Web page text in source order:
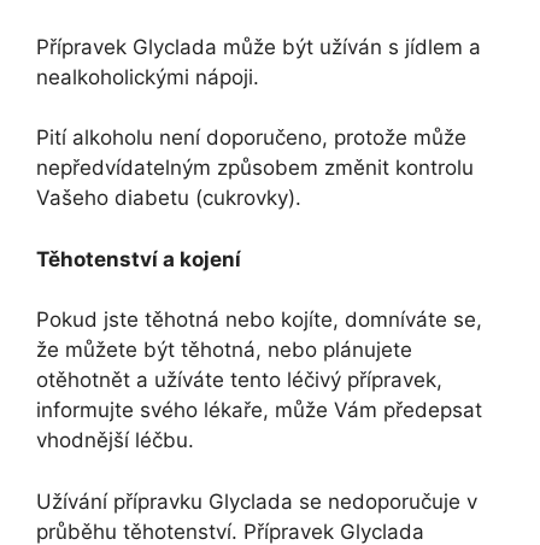
Přípravek Glyclada může být užíván s jídlem a
nealkoholickými nápoji.
Pití alkoholu není doporučeno, protože může
nepředvídatelným způsobem změnit kontrolu
Vašeho diabetu (cukrovky).
Těhotenství a kojení
Pokud jste těhotná nebo kojíte, domníváte se,
že můžete být těhotná, nebo plánujete
otěhotnět a užíváte tento léčivý přípravek,
informujte svého lékaře, může Vám předepsat
vhodnější léčbu.
Užívání přípravku Glyclada se nedoporučuje v
průběhu těhotenství. Přípravek Glyclada